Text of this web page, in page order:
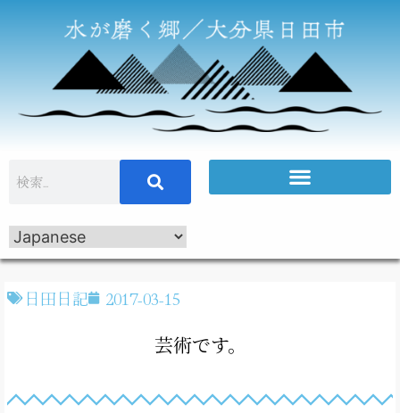
日田日記 2017-03-15
芸術です。